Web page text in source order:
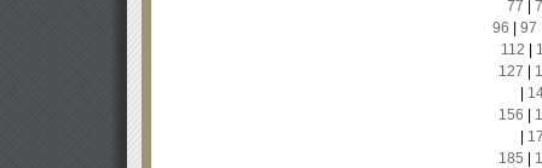
77
96
97
112
127
156
185